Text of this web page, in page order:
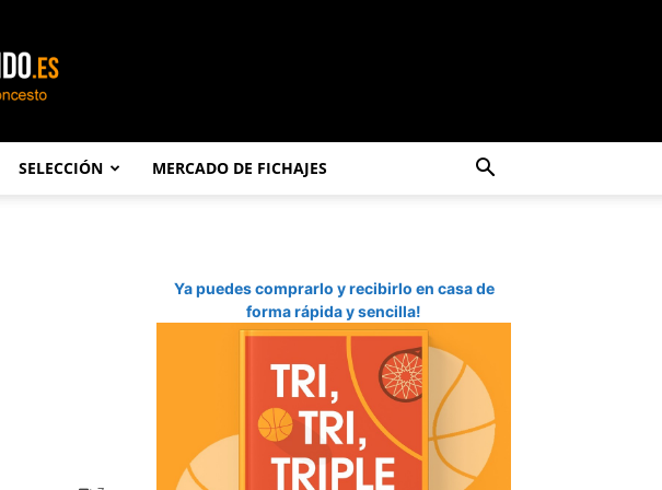
SELECCIÓN MERCADO DE FICHAJES
Ya puedes comprarlo y recibirlo en casa de
forma rápida y sencilla!